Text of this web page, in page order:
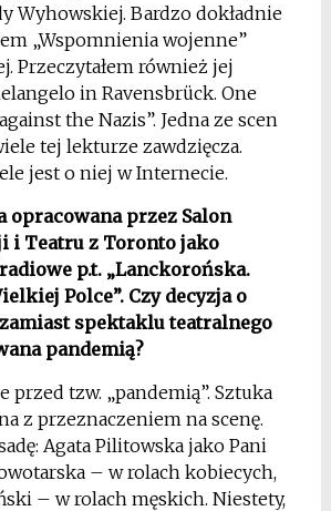
Wyhowskiej. Bardzo dokładnie
„Wspomnienia wojenne”
Przeczytałem również jej
in Ravensbrück. One
the Nazis”. Jedna ze scen
tej lekturze zawdzięcza.
jest o niej w Internecie.
opracowana przez Salon
i Teatru z Toronto jako
p.t. „Lanckorońska.
Polce”. Czy decyzja o
spektaklu teatralnego
pandemią?
przed tzw. „pandemią”. Sztuka
z przeznaczeniem na scenę.
Agata Pilitowska jako Pani
– w rolach kobiecych,
– w rolach męskich. Niestety,